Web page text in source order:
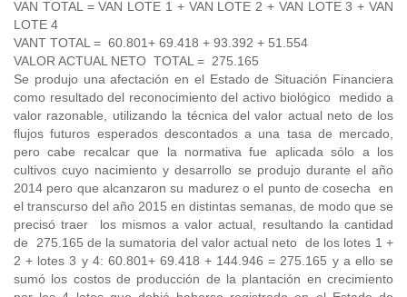
VAN TOTAL = VAN LOTE 1 + VAN LOTE 2 + VAN LOTE 3 + VAN
LOTE 4
VANT TOTAL = 60.801+ 69.418 + 93.392 + 51.554
VALOR ACTUAL NETO TOTAL = 275.165
Se produjo una afectación en el Estado de Situación Financiera
como resultado del reconocimiento del activo biológico medido a
valor razonable, utilizando la técnica del valor actual neto de los
flujos futuros esperados descontados a una tasa de mercado,
pero cabe recalcar que la normativa fue aplicada sólo a los
cultivos cuyo nacimiento y desarrollo se produjo durante el año
2014 pero que alcanzaron su madurez o el punto de cosecha en
el transcurso del año 2015 en distintas semanas, de modo que se
precisó traer los mismos a valor actual, resultando la cantidad
de 275.165 de la sumatoria del valor actual neto de los lotes 1 +
2 + lotes 3 y 4: 60.801+ 69.418 + 144.946 = 275.165 y a ello se
sumó los costos de producción de la plantación en crecimiento